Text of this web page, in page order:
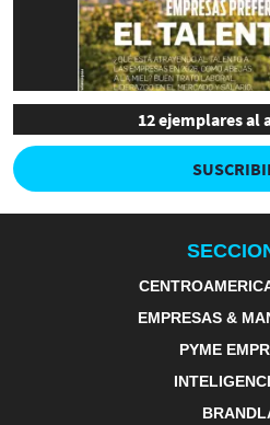
12 ejemplares al
EMPRESAS &
PYME